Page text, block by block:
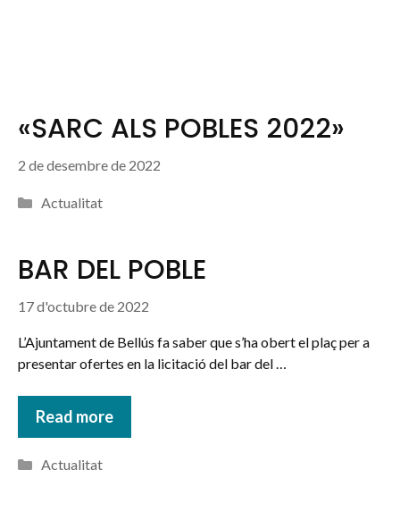
«SARC ALS POBLES 2022»
2 de desembre de 2022
Categories
Actualitat
BAR DEL POBLE
17 d'octubre de 2022
L’Ajuntament de Bellús fa saber que s’ha obert el plaç per a
presentar ofertes en la licitació del bar del …
Read more
Categories
Actualitat